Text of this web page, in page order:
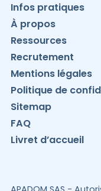
Infos pratiques
À propos
Ressources
Recrutement
Mentions légales
Politique de
Sitemap
FAQ
Livret d’accueil